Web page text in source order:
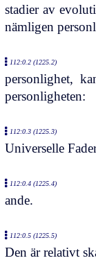
stadier av
nämligen
112:0.2 (1225.2)
personlighet,
personligheten:
112:0.3 (1225.3)
Universelle
112:0.4 (1225.4)
ande.
112:0.5 (1225.5)
Den är relativt